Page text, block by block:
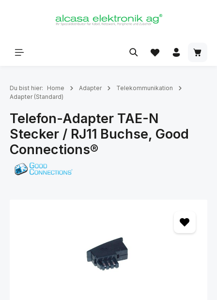
Du bist hier: Home Adapter
Telekommunikation
Adapter (Standard)
Telefon-Adapter TAE-N
Stecker / RJ11 Buchse, Good
Connections®